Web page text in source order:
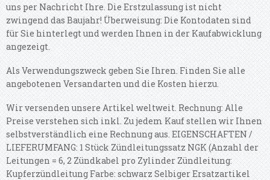
uns per Nachricht Ihre. Die Erstzulassung ist nicht
zwingend das Baujahr! Überweisung: Die Kontodaten sind
für Sie hinterlegt und werden Ihnen in der Kaufabwicklung
angezeigt.
Als Verwendungszweck geben Sie Ihren. Finden Sie alle
angebotenen Versandarten und die Kosten hierzu.
Wir versenden unsere Artikel weltweit. Rechnung: Alle
Preise verstehen sich inkl. Zu jedem Kauf stellen wir Ihnen
selbstverständlich eine Rechnung aus. EIGENSCHAFTEN /
LIEFERUMFANG: 1 Stück Zündleitungssatz NGK (Anzahl der
Leitungen = 6, 2 Zündkabel pro Zylinder Zündleitung:
Kupferzündleitung Farbe: schwarz Selbiger Ersatzartikel